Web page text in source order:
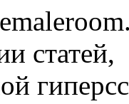
статей,